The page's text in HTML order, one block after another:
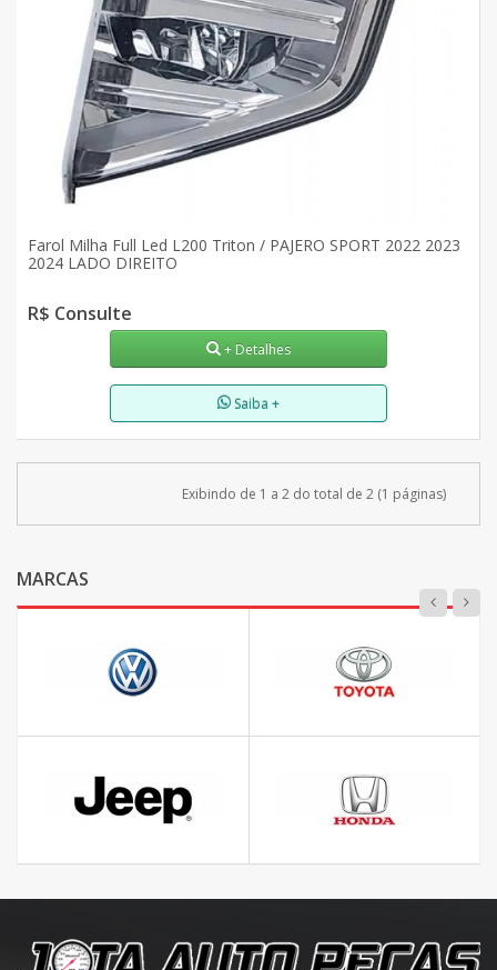
Farol Milha Full Led L200 Triton / PAJERO SPORT 2022 2023
2024 LADO DIREITO
R$ Consulte
+ Detalhes
Saiba +
Exibindo de 1 a 2 do total de 2 (1 páginas)
MARCAS